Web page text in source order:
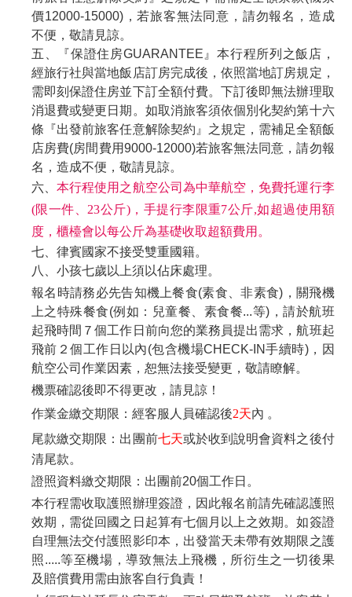
價12000-15000)，若旅客無法同意，請勿報名，造成
不便，敬請見諒。
五、『保證住房GUARANTEE』本行程所列之飯店，
經旅行社與當地飯店訂房完成後，依照當地訂房規定，
需即刻保證住房並下訂全額付費。下訂後即無法辦理取
消退費或變更日期。如取消旅客須依個別化契約第十六
條『出發前旅客任意解除契約』之規定，需補足全額飯
店房費(房間費用9000-12000)若旅客無法同意，請勿報
名，造成不便，敬請見諒。
六、本行程使用之航空公司為中華航空，免費托運行李
(限一件、23公斤)，手提行李限重7公斤,如超過使用額
度，櫃檯會以每公斤為基礎收取超額費用。
七、律賓國家不接受雙重國籍。
八、小孩七歲以上須以佔床處理。
報名時請務必先告知機上餐食(素食、非素食)，關飛機
上之特殊餐食(例如：兒童餐、素食餐...等)，請於航班
起飛時間７個工作日前向您的業務員提出需求，航班起
飛前２個工作日以內(包含機場CHECK-IN手續時)，因
航空公司作業因素，恕無法接受變更，敬請瞭解。
機票確認後即不得更改，請見諒！
作業金繳交期限：經客服人員確認後2天內 。
尾款繳交期限：出團前七天或於收到說明會資料之後付
清尾款。
證照資料繳交期限：出團前20個工作日。
本行程需收取護照辦理簽證，因此報名前請先確認護照
效期，需從回國之日起算有七個月以上之效期。如簽證
自理無法交付護照影印本，出發當天未帶有效期限之護
照.....等至機場，導致無法上飛機，所衍生之一切後果
及賠償費用需由旅客自行負責！